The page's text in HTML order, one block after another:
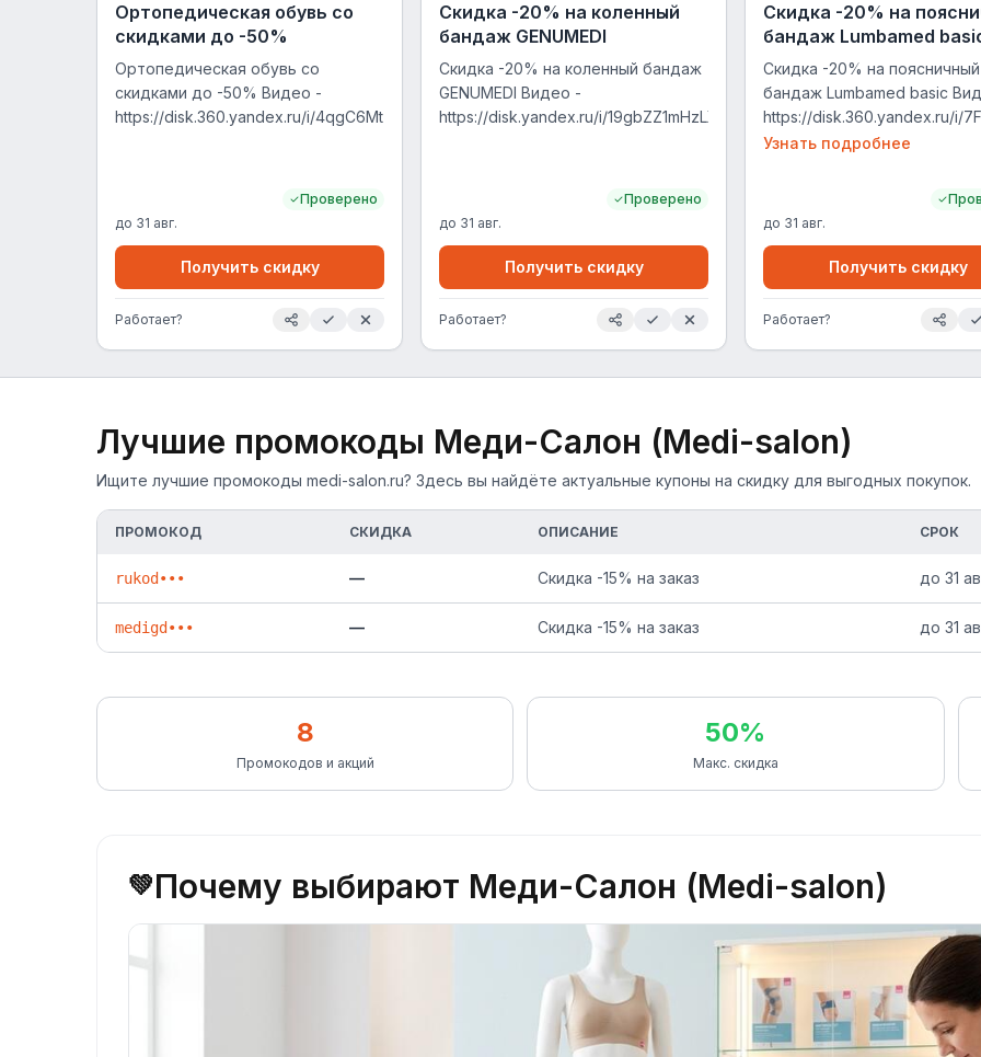
Ортопедическая обувь со
скидками до -50%
Ортопедическая обувь со
скидками до -50% Видео -
https://disk.360.yandex.ru/i/4qgC6Mt7O3eVuQ
Проверено
до 31 авг.
Получить скидку
Работает?
Скидка -20% на коленный
бандаж GENUMEDI
Скидка -20% на коленный бандаж
GENUMEDI Видео -
https://disk.yandex.ru/i/19gbZZ1mHzLXxQ
Проверено
до 31 авг.
Получить скидку
Работает?
Скидка -20% на
бандаж Lumbamed
Скидка -20% на поясничный
бандаж Lumbamed basic
https://disk.360.yandex.ru/i/
fLoTxw
Узнать подробнее
до 31 авг.
Получить скидку
Работает?
Лучшие промокоды Меди-Салон (Medi-salon)
Ищите лучшие промокоды medi-salon.ru? Здесь вы найдёте актуальные купоны на скидку для выгодных покупок.
ПРОМОКОД СКИДКА ОПИСАНИЕ СРОК
rukod••• — Скидка -15% на заказ до 31
medigd••• — Скидка -15% на заказ до 31
8
Промокодов и акций
50%
Макс. скидка
💚Почему выбирают Меди-Салон (Medi-salon)